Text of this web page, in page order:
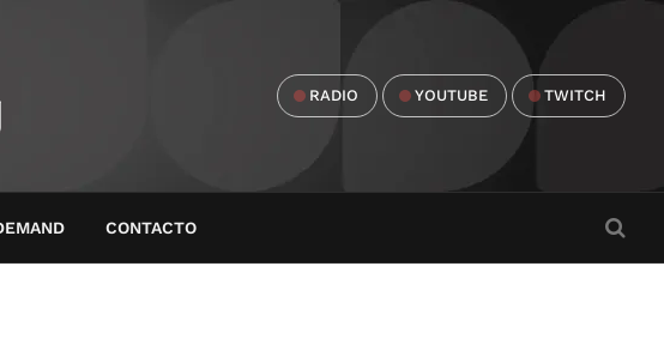
RADIO YOUTUBE TWITCH
CONTACTO